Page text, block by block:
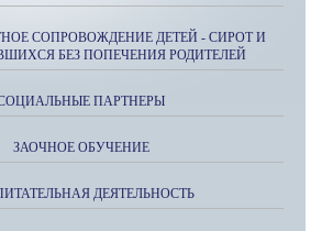
СОПРОВОЖДЕНИЕ ДЕТЕЙ - СИРОТ И
БЕЗ ПОПЕЧЕНИЯ РОДИТЕЛЕЙ
ПАРТНЕРЫ
ЗАОЧНОЕ ОБУЧЕНИЕ
ДЕЯТЕЛЬНОСТЬ